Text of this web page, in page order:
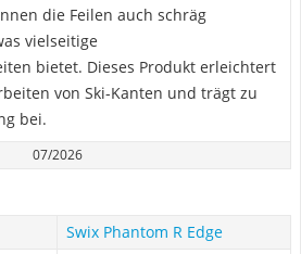
die Feilen auch schräg
vielseitige
bietet. Dieses Produkt erleichtert
von Ski-Kanten und trägt zu
bei.
07/2026
Swix Phantom R Edge